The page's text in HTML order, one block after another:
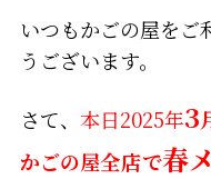
いつもかごの屋をご
うございます。
さて、 本日2025年3
かごの屋全店で春